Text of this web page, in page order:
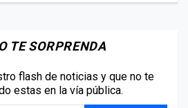
TE SORPRENDA
flash de noticias y que no te
estas en la vía pública.